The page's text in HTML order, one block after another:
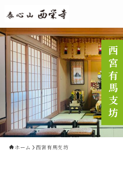
西宮有馬支坊
ホーム 西宮有馬支坊